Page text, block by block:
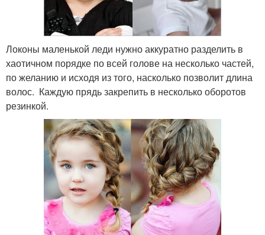
Локоны маленькой леди нужно аккуратно разделить в
хаотичном порядке по всей голове на несколько частей,
по желанию и исходя из того, насколько позволит длина
волос. Каждую прядь закрепить в несколько оборотов
резинкой.